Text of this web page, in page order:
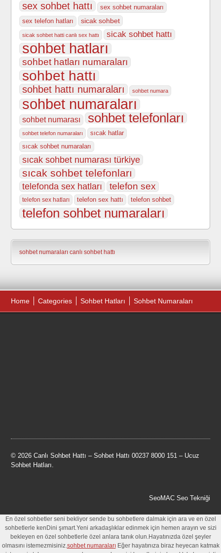
sex sohbet hattı
sex sohbet numaraları
sex telefon hatları
sicak sohbet
sicak sohbet hatti canlı sex hattı sicak sohbet hattı
sohbet hatları
sohbet hatları numaraları
sohbet hattı
sohbet hattı numaraları sohbet numara
sohbet numaraları
sohbet numarası sohbet telefonları
sohbet telefon numaraları
sıcak hatlar
sıcak sohbet numaraları
sıcak sohbet numarası türkiye
sıcak sohbet telefonları
telefonda sex hatları telefon sex
telefon sex hatları telefon sex hattı telefon sohbet
telefon sohbet numaraları
sohbet numaraları canlı sohbet hattı
Home Categories Sohbet Hatları Sohbet Numaraları
© 2026 Canlı Sohbet Hattı – Sohbet Hattı 00237 8000 151 – Ucuz
Sohbet Hatları.
SeoMAC Seo Tekniği
En özel sohbetler seni bekliyor sende bu sohbetlere dalmak için ara ve en özel
sohbetlerle kenDini şımart.Yeni arkadaşlıklar edinmek için hemen arayın ve sizi
bekleyen en özel sohbetlerle özel anlara tanık olun.Hayatınızda özel şeyler
olmasını istemezmisiniz.sohbet numaralarıEğer hayatınıza biraz heyecan katmak